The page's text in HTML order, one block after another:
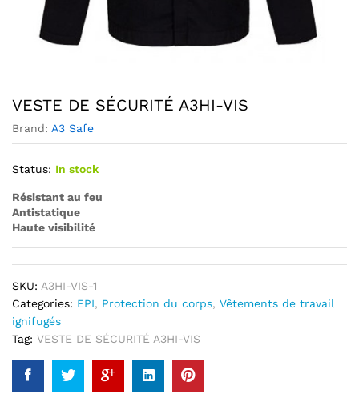
VESTE DE SÉCURITÉ A3HI-VIS
Brand: A3 Safe
Status: In stock
Résistant au feu
Antistatique
Haute visibilité
SKU: A3HI-VIS-1
Categories: EPI, Protection du corps, Vêtements de travail
ignifugés
Tag: VESTE DE SÉCURITÉ A3HI-VIS